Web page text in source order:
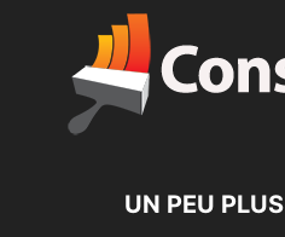
UN PEU